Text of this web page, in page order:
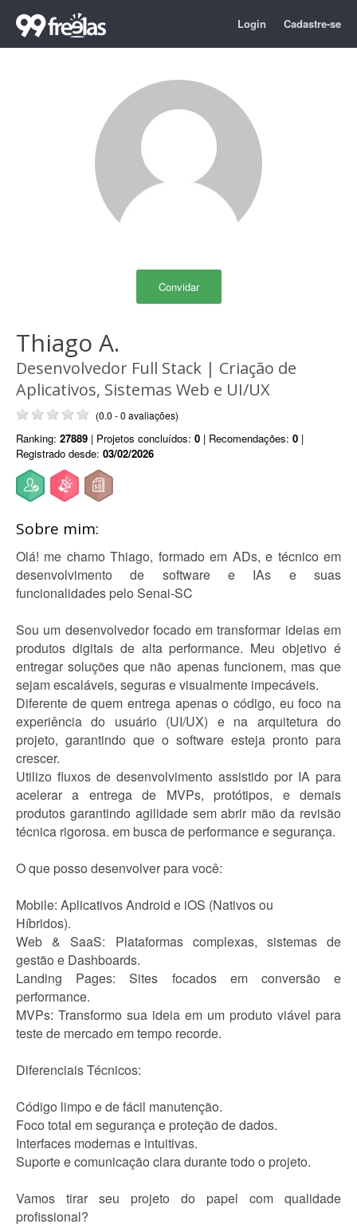
Login Cadastre-se
Convidar
Thiago A.
Desenvolvedor Full Stack | Criação de
Aplicativos, Sistemas Web e UI/UX
(0.0 - 0 avaliações)
Ranking: 27889 | Projetos concluídos: 0 | Recomendações: 0 |
Registrado desde: 03/02/2026
Sobre mim:
Olá! me chamo Thiago, formado em ADs, e técnico em
desenvolvimento de software e IAs e suas
funcionalidades pelo Senai-SC
Sou um desenvolvedor focado em transformar ideias em
produtos digitais de alta performance. Meu objetivo é
entregar soluções que não apenas funcionem, mas que
sejam escaláveis, seguras e visualmente impecáveis.
Diferente de quem entrega apenas o código, eu foco na
experiência do usuário (UI/UX) e na arquitetura do
projeto, garantindo que o software esteja pronto para
crescer.
Utilizo fluxos de desenvolvimento assistido por IA para
acelerar a entrega de MVPs, protótipos, e demais
produtos garantindo agilidade sem abrir mão da revisão
técnica rigorosa. em busca de performance e segurança.
O que posso desenvolver para você:
Mobile: Aplicativos Android e iOS (Nativos ou
Híbridos).
Web & SaaS: Plataformas complexas, sistemas de
gestão e Dashboards.
Landing Pages: Sites focados em conversão e
performance.
MVPs: Transformo sua ideia em um produto viável para
teste de mercado em tempo recorde.
Diferenciais Técnicos:
Código limpo e de fácil manutenção.
Foco total em segurança e proteção de dados.
Interfaces modernas e intuitivas.
Suporte e comunicação clara durante todo o projeto.
Vamos tirar seu projeto do papel com qualidade
profissional?